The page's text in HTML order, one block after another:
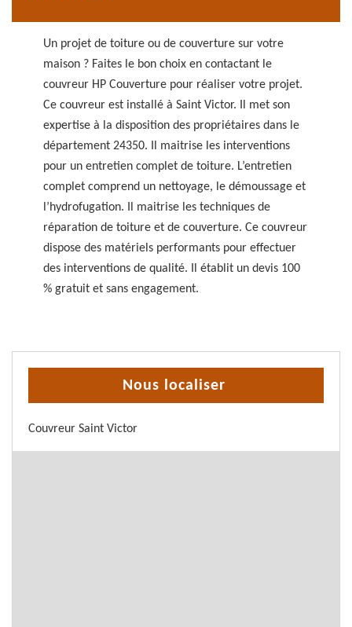
Un projet de toiture ou de couverture sur votre
maison ? Faites le bon choix en contactant le
couvreur HP Couverture pour réaliser votre projet.
Ce couvreur est installé à Saint Victor. Il met son
expertise à la disposition des propriétaires dans le
département 24350. Il maitrise les interventions
pour un entretien complet de toiture. L’entretien
complet comprend un nettoyage, le démoussage et
l’hydrofugation. Il maitrise les techniques de
réparation de toiture et de couverture. Ce couvreur
dispose des matériels performants pour effectuer
des interventions de qualité. Il établit un devis 100
% gratuit et sans engagement.
Nous localiser
Couvreur Saint Victor